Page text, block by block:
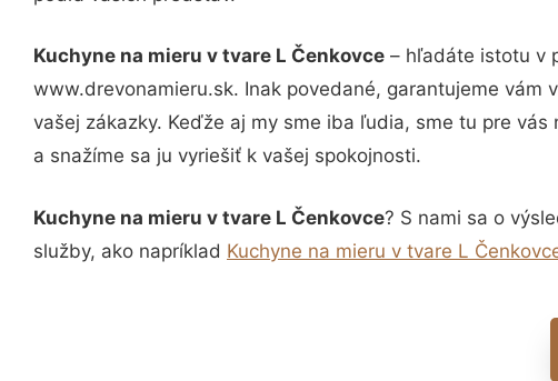
Kuchyne na mieru v tvare L Čenkovce – hľadáte istotu v
www.drevonamieru.sk. Inak povedané, garantujeme
vašej zákazky. Keďže aj my sme iba ľudia, sme tu pre
a snažíme sa ju vyriešiť k vašej spokojnosti.
Kuchyne na mieru v tvare L Čenkovce? S nami sa o
služby, ako napríklad Kuchyne na mieru v tvare L